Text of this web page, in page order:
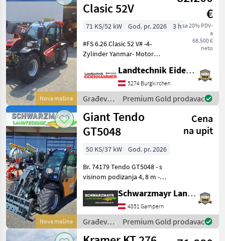
Nova mašina
Clasic 52V
€
sa 20% PDV-
a
68.500 €
neto
71 KS/52 kW God. pr. 2026
3 h
#FS 6.26 Clasic 52 V# -4-
Zylinder Yanmar- Motor
Sharing Verteiler -
Elektronischer Antrieb
Ecosmart Start & Stop -
hydrostatischre Fahran
Landtechnik Eidenhammer GmbH
5274 Burgkirchen
Građevinski
strojevi /
Faresin
Premium Gold prodavac
Nova mašina
Giant Tendo
GT5048
Cena
na upit
50 KS/37 kW
God. pr. 2026
Br. 74179 Tendo GT5048 - s
visinom podizanja 4, 8 m - s
težine cca. 1600 kg, s
dodatnom težinom cca.
1.900 kg - s Kubota D1803
CR motorom (3 c
Schwarzmayr Landtechnik GmbH - Gampern
4851 Gampern
Građevinski
strojevi /
Premium Gold prodavac